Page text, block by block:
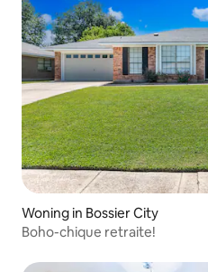
Woning in Bossier City
Boho-chique retraite!